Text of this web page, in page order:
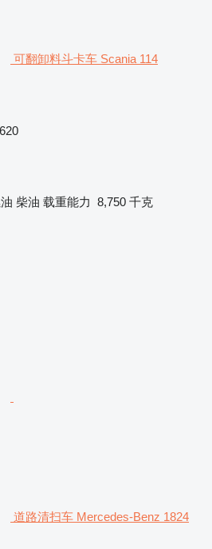
可翻卸料斗卡车 Scania 114
柴油 载重能力 8,750 千克
道路清扫车 Mercedes-Benz 1824